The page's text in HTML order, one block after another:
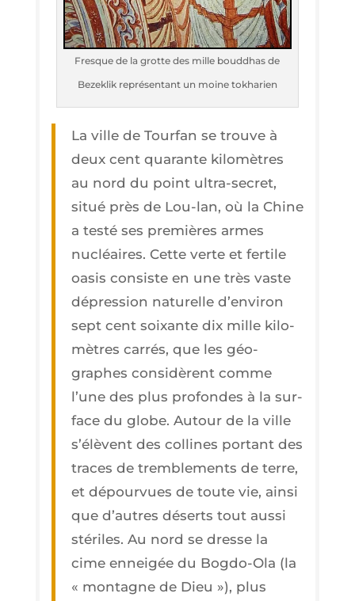
Fresque de la grotte des mille boud­dhas de
Bezek­lik repré­sen­tant un moine tokharien
La ville de Tour­fan se trouve à
deux cent qua­rante kilo­mètres
au nord du point ultra-secret,
situé près de Lou-lan, où la Chine
a tes­té ses pre­mières armes
nucléaires. Cette verte et fer­tile
oasis consiste en une très vaste
dépres­sion natu­relle d’en­vi­ron
sept cent soixante dix mille kilo­
mètres car­rés, que les géo­
graphes consi­dèrent comme
l’une des plus pro­fondes à la sur­
face du globe. Autour de la ville
s’é­lèvent des col­lines por­tant des
traces de trem­ble­ments de terre,
et dépour­vues de toute vie, ain­si
que d’autres déserts tout aus­si
sté­riles. Au nord se dresse la
cime ennei­gée du Bog­do-Ola (la
« mon­tagne de Dieu »), plus